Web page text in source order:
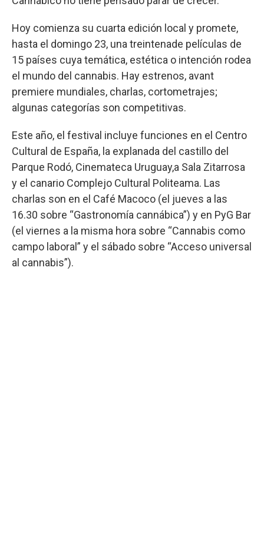
Hoy comienza su cuarta edición local y promete,
hasta el domingo 23, una treintenade películas de
15 países cuya temática, estética o intención rodea
el mundo del cannabis. Hay estrenos, avant
premiere mundiales, charlas, cortometrajes;
algunas categorías son competitivas.
Este año, el festival incluye funciones en el Centro
Cultural de España, la explanada del castillo del
Parque Rodó, Cinemateca Uruguay,a Sala Zitarrosa
y el canario Complejo Cultural Politeama. Las
charlas son en el Café Macoco (el jueves a las
16.30 sobre “Gastronomía cannábica”) y en PyG Bar
(el viernes a la misma hora sobre “Cannabis como
campo laboral” y el sábado sobre “Acceso universal
al cannabis”).